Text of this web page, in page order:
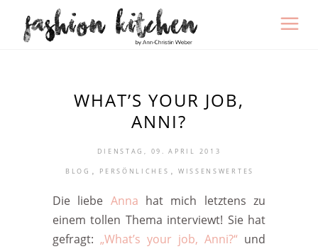
WHAT’S YOUR JOB,
ANNI?
DIENSTAG, 09. APRIL 2013
BLOG , PERSÖNLICHES , WISSENSWERTES
Die liebe Anna hat mich letztens zu
einem tollen Thema interviewt! Sie hat
gefragt: „What’s your job, Anni?“ und